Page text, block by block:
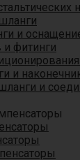
и
и фитинги
и
и